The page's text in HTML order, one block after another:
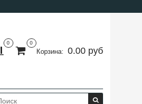
0 0
Корзина: 0.00 руб